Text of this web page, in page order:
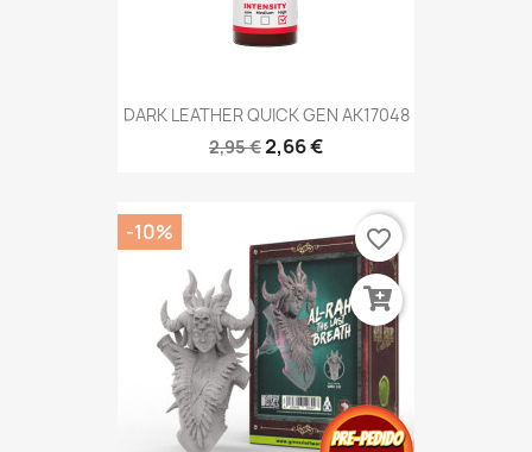
DARK LEATHER QUICK GEN AK17048
2,95 €2,66 €
-10% favorite_border